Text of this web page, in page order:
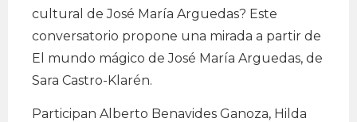
cultural de José María Arguedas? Este
conversatorio propone una mirada a partir de
El mundo mágico de José María Arguedas, de
Sara Castro-Klarén.
Participan Alberto Benavides Ganoza, Hilda